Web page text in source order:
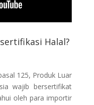
Halal?
125, Produk Luar
wajib bersertifikat
oleh para importir